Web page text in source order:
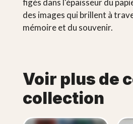
figés dans l'épaisseur du
des images qui brillent à
mémoire et du souvenir.
Voir plus de
collection